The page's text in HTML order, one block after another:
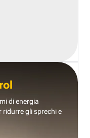
di energia
ridurre gli sprechi e